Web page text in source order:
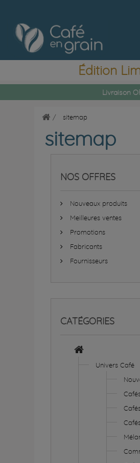
Édition
Livraison
sitemap
sitemap
NOS OFFRES
Nouveaux produits
Meilleures ventes
Promotions
Fabricants
Fournisseurs
CATÉGORIES
Univers Café